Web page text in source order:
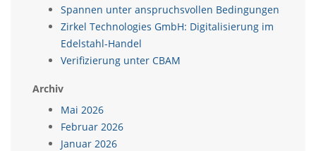
Spannen unter anspruchsvollen Bedingungen
Zirkel Technologies GmbH: Digitalisierung im
Edelstahl-Handel
Verifizierung unter CBAM
Archiv
Mai 2026
Februar 2026
Januar 2026